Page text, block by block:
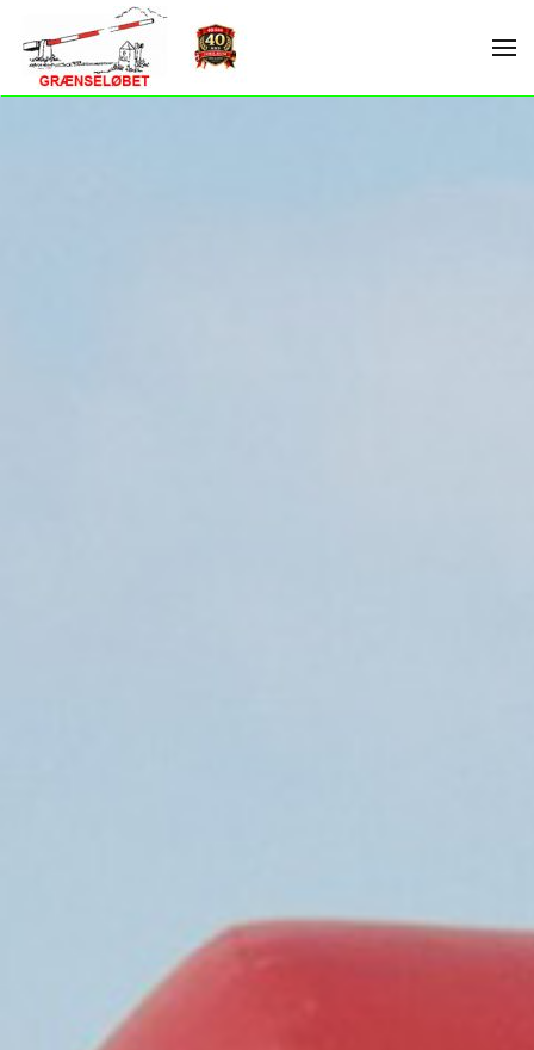
Skip to main content